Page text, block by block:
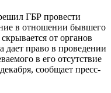
ГБР провести
в отношении бывшего
от органов
дает право в проведении
в его отсутствие
сообщает пресс-